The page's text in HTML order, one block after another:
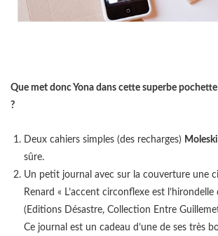
Que met donc Yona dans cette superbe
?
Deux cahiers simples (des recharges)
sûre.
Un petit journal avec sur la couverture une
Renard « L’accent circonflexe est l’hirondelle
(Editions Désastre, Collection Entre
Ce journal est un cadeau d’une de ses très